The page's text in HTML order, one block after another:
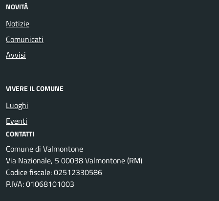
NOVITÀ
Notizie
Comunicati
Avvisi
VIVERE IL COMUNE
Luoghi
Eventi
CONTATTI
Comune di Valmontone
Via Nazionale, 5 00038 Valmontone (RM)
Codice fiscale: 02512330586
P.IVA: 01068101003